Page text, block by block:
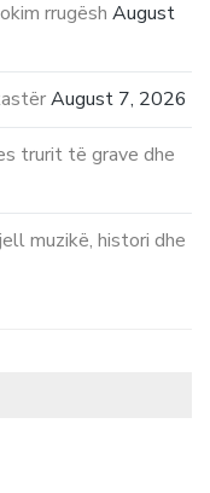
rrugësh August
August 7, 2026
trurit të grave dhe
muzikë, histori dhe